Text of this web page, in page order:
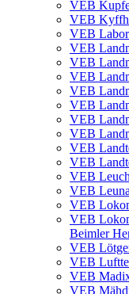
VEB
VEB
VEB
VEB
VEB
VEB
VEB
VEB
VEB
VEB
VEB
VEB
VEB
VEB
VEB
VEB
Beimler
VEB
VEB
VEB
VEB